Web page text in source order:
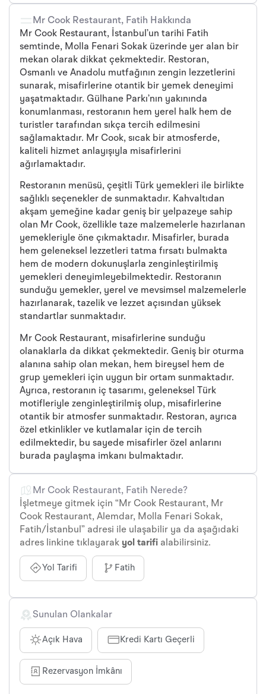
Mr Cook Restaurant, Fatih Hakkında
Mr Cook Restaurant, İstanbul’un tarihi Fatih
semtinde, Molla Fenari Sokak üzerinde yer alan bir
mekan olarak dikkat çekmektedir. Restoran,
Osmanlı ve Anadolu mutfağının zengin lezzetlerini
sunarak, misafirlerine otantik bir yemek deneyimi
yaşatmaktadır. Gülhane Parkı’nın yakınında
konumlanması, restoranın hem yerel halk hem de
turistler tarafından sıkça tercih edilmesini
sağlamaktadır. Mr Cook, sıcak bir atmosferde,
kaliteli hizmet anlayışıyla misafirlerini
ağırlamaktadır.
Restoranın menüsü, çeşitli Türk yemekleri ile birlikte
sağlıklı seçenekler de sunmaktadır. Kahvaltıdan
akşam yemeğine kadar geniş bir yelpazeye sahip
olan Mr Cook, özellikle taze malzemelerle hazırlanan
yemekleriyle öne çıkmaktadır. Misafirler, burada
hem geleneksel lezzetleri tatma fırsatı bulmakta
hem de modern dokunuşlarla zenginleştirilmiş
yemekleri deneyimleyebilmektedir. Restoranın
sunduğu yemekler, yerel ve mevsimsel malzemelerle
hazırlanarak, tazelik ve lezzet açısından yüksek
standartlar sunmaktadır.
Mr Cook Restaurant, misafirlerine sunduğu
olanaklarla da dikkat çekmektedir. Geniş bir oturma
alanına sahip olan mekan, hem bireysel hem de
grup yemekleri için uygun bir ortam sunmaktadır.
Ayrıca, restoranın iç tasarımı, geleneksel Türk
motifleriyle zenginleştirilmiş olup, misafirlerine
otantik bir atmosfer sunmaktadır. Restoran, ayrıca
özel etkinlikler ve kutlamalar için de tercih
edilmektedir, bu sayede misafirler özel anlarını
burada paylaşma imkanı bulmaktadır.
Mr Cook Restaurant, Fatih Nerede?
İşletmeye gitmek için “Mr Cook Restaurant, Mr
Cook Restaurant, Alemdar, Molla Fenari Sokak,
Fatih/İstanbul” adresi ile ulaşabilir ya da aşağıdaki
adres linkine tıklayarak yol tarifi alabilirsiniz.
Yol Tarifi Fatih
Sunulan Olankalar
Açık Hava Kredi Kartı Geçerli
Rezervasyon İmkânı